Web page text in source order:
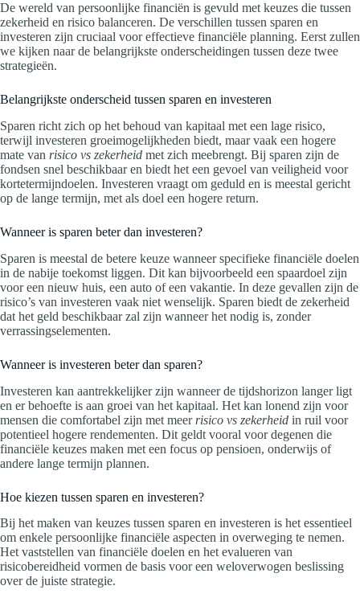
De wereld van persoonlijke financiën is gevuld met keuzes die tussen
zekerheid en risico balanceren. De verschillen tussen sparen en
investeren zijn cruciaal voor effectieve financiële planning. Eerst zullen
we kijken naar de belangrijkste onderscheidingen tussen deze twee
strategieën.
Belangrijkste onderscheid tussen sparen en investeren
Sparen richt zich op het behoud van kapitaal met een lage risico,
terwijl investeren groeimogelijkheden biedt, maar vaak een hogere
mate van risico vs zekerheid met zich meebrengt. Bij sparen zijn de
fondsen snel beschikbaar en biedt het een gevoel van veiligheid voor
kortetermijndoelen. Investeren vraagt om geduld en is meestal gericht
op de lange termijn, met als doel een hogere return.
Wanneer is sparen beter dan investeren?
Sparen is meestal de betere keuze wanneer specifieke financiële doelen
in de nabije toekomst liggen. Dit kan bijvoorbeeld een spaardoel zijn
voor een nieuw huis, een auto of een vakantie. In deze gevallen zijn de
risico’s van investeren vaak niet wenselijk. Sparen biedt de zekerheid
dat het geld beschikbaar zal zijn wanneer het nodig is, zonder
verrassingselementen.
Wanneer is investeren beter dan sparen?
Investeren kan aantrekkelijker zijn wanneer de tijdshorizon langer ligt
en er behoefte is aan groei van het kapitaal. Het kan lonend zijn voor
mensen die comfortabel zijn met meer risico vs zekerheid in ruil voor
potentieel hogere rendementen. Dit geldt vooral voor degenen die
financiële keuzes maken met een focus op pensioen, onderwijs of
andere lange termijn plannen.
Hoe kiezen tussen sparen en investeren?
Bij het maken van keuzes tussen sparen en investeren is het essentieel
om enkele persoonlijke financiële aspecten in overweging te nemen.
Het vaststellen van financiële doelen en het evalueren van
risicobereidheid vormen de basis voor een weloverwogen beslissing
over de juiste strategie.